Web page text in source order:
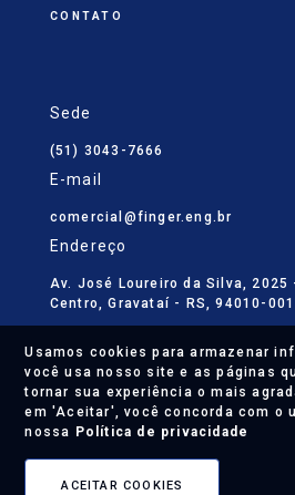
Usamos cookies para armazenar
você usa nosso site e as páginas
tornar sua experiência o mais
em 'Aceitar', você concorda com o
nossa Política de privacidade
ACEITAR COOKIES
CONTATO
Sede
(51) 3043-7666
E-mail
comercial@finger.eng.br
Endereço
Av. José Loureiro da Silva, 2025
Centro, Gravataí - RS, 94010-001
@ 2026, Finger Engenharia.